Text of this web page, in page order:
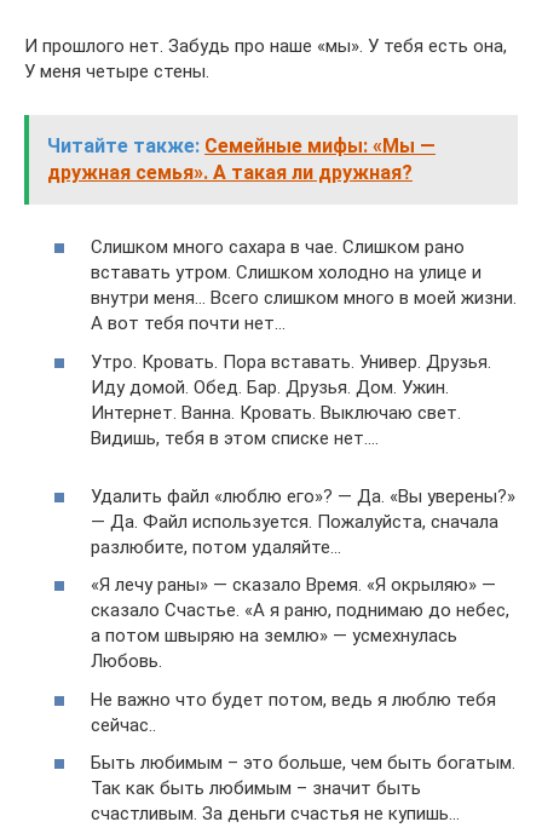
И прошлого нет. Забудь про наше «мы». У тебя есть она,
У меня четыре стены.
Читайте также: Семейные мифы: «Мы —
дружная семья». А такая ли дружная?
Слишком много сахара в чае. Слишком рано
вставать утром. Слишком холодно на улице и
внутри меня… Всего слишком много в моей жизни.
А вот тебя почти нет…
Утро. Кровать. Пора вставать. Универ. Друзья.
Иду домой. Обед. Бар. Друзья. Дом. Ужин.
Интернет. Ванна. Кровать. Выключаю свет.
Видишь, тебя в этом списке нет….
Удалить файл «люблю его»? — Да. «Вы уверены?»
— Да. Файл используется. Пожалуйста, сначала
разлюбите, потом удаляйте…
«Я лечу раны» — сказало Время. «Я окрыляю» —
сказало Счастье. «А я раню, поднимаю до небес,
а потом швыряю на землю» — усмехнулась
Любовь.
Не важно что будет потом, ведь я люблю тебя
сейчас..
Быть любимым – это больше, чем быть богатым.
Так как быть любимым – значит быть
счастливым. За деньги счастья не купишь…